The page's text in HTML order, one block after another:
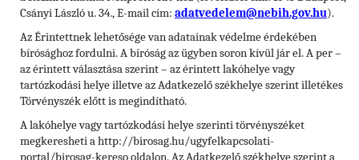
Csányi László u. 34., E-mail cím: adatvedelem@nebih.gov.hu).
Az Érintettnek lehetősége van adatainak védelme érdekében
bírósághoz fordulni. A bíróság az ügyben soron kívül jár el. A per –
az érintett választása szerint – az érintett lakóhelye vagy
tartózkodási helye illetve az Adatkezelő székhelye szerint illetékes
Törvényszék előtt is megindítható.
A lakóhelye vagy tartózkodási helye szerinti törvényszéket
megkeresheti a http://birosag.hu/ugyfelkapcsolati-
portal/birosag-kereso oldalon. Az Adatkezelő székhelye szerint a